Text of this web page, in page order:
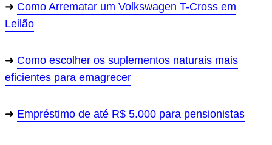
Como Arrematar um Volkswagen T-Cross em
Leilão
Como escolher os suplementos naturais mais
eficientes para emagrecer
Empréstimo de até R$ 5.000 para pensionistas